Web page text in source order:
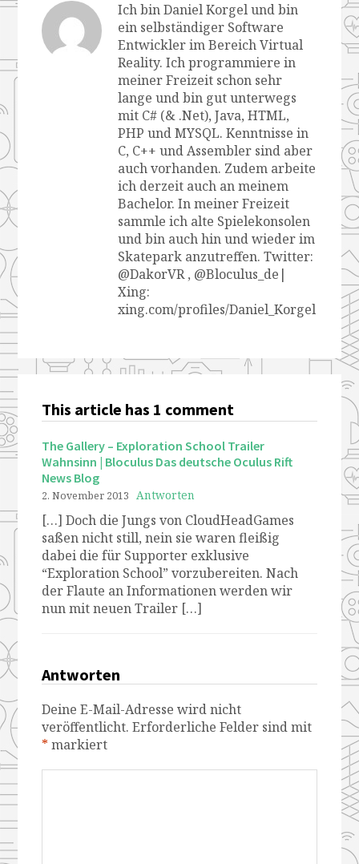
Ich bin Daniel Korgel und bin
ein selbständiger Software
Entwickler im Bereich Virtual
Reality. Ich programmiere in
meiner Freizeit schon sehr
lange und bin gut unterwegs
mit C# (& .Net), Java, HTML,
PHP und MYSQL. Kenntnisse in
C, C++ und Assembler sind aber
auch vorhanden. Zudem arbeite
ich derzeit auch an meinem
Bachelor. In meiner Freizeit
sammle ich alte Spielekonsolen
und bin auch hin und wieder im
Skatepark anzutreffen. Twitter:
@DakorVR , @Bloculus_de|
Xing:
xing.com/profiles/Daniel_Korgel
This article has 1 comment
The Gallery – Exploration School Trailer
Wahnsinn | Bloculus Das deutsche Oculus Rift
News Blog
2. November 2013 Antworten
[…] Doch die Jungs von CloudHeadGames
saßen nicht still, nein sie waren fleißig
dabei die für Supporter exklusive
“Exploration School” vorzubereiten. Nach
der Flaute an Informationen werden wir
nun mit neuen Trailer […]
Antworten
Deine E-Mail-Adresse wird nicht
veröffentlicht. Erforderliche Felder sind mit
* markiert